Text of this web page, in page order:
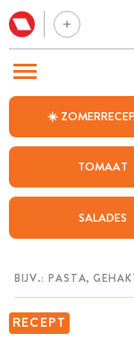
☀️
TOMAAT
SALADES
RECEPT
BEZOEK ONZE ANDERE
WEEKMENU
CHAT MET MAIA
MIJN BEWAARDE